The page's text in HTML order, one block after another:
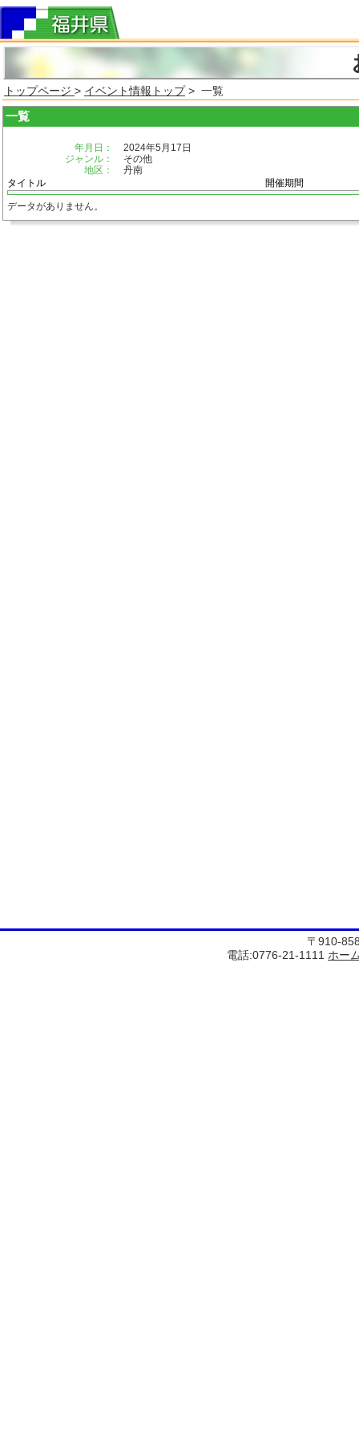
トップページ > イベント情報トップ> 一覧
一覧
年月日：
2024年5月17日
ジャンル：
その他
地区：
丹南
タイトル
開催期間
データがありません。
〒910-
電話:0776-21-1111 ホー